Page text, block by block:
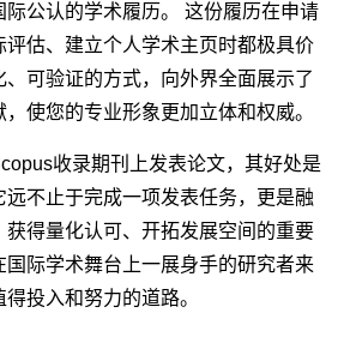
公认的学术履历。 这份履历在申请
评估、建立个人学术主页时都极具价
可验证的方式，向外界全面展示了
使您的专业形象更加立体和权威。
收录期刊上发表论文，其好处是
远不止于完成一项发表任务，更是融
获得量化认可、开拓发展空间的重要
际学术舞台上一展身手的研究者来
投入和努力的道路。